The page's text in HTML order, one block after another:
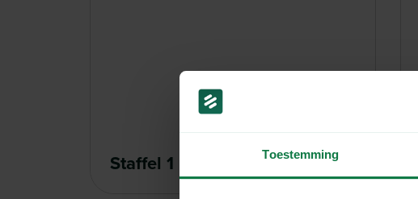
Toestemming
Staffel 1